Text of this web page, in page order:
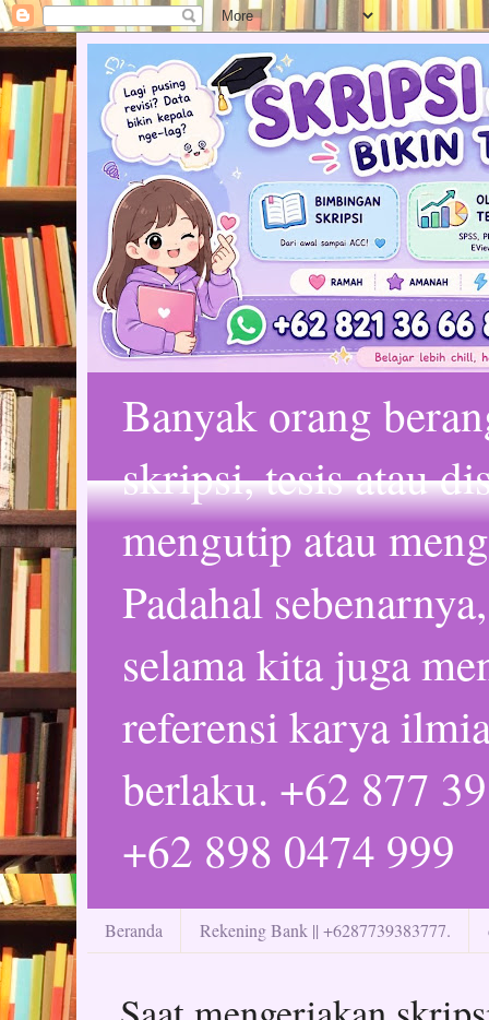
Banyak orang
skripsi, tesis atau
mengutip atau
Padahal
selama kita juga
referensi karya
berlaku. +62 877
+62 898 0474 999
Beranda Rekening Bank || +6287739383777.